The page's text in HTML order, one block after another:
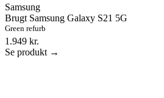
Samsung
Brugt Samsung Galaxy S21 5G
Green refurb
1.949 kr.
Se produkt →